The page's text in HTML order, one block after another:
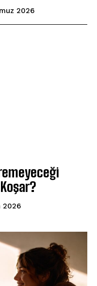
2026
2026